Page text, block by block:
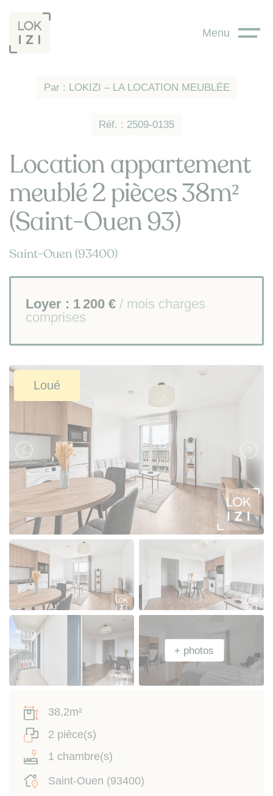
Menu
Réf. : 2509-0135
Par : LOKIZI – LA LOCATION MEUBLÉE
Location appartement
meublé 2 pièces 38m²
(Saint-Ouen 93)
Saint-Ouen (93400)
Loyer : 1 200 € / mois charges
comprises
Loué
38,2m²
2 pièce(s)
1 chambre(s)
Saint-Ouen (93400)